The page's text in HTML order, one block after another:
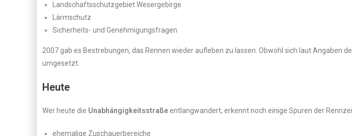
Landschaftsschutzgebiet Wesergebirge
Lärmschutz
Sicherheits- und Genehmigungsfragen
2007 gab es Bestrebungen, das Rennen wieder aufleben zu lassen. Obwohl sich laut
umgesetzt.
Heute
Wer heute die Unabhängigkeitsstraßeentlangwandert, erkennt noch einige Spuren der
ehemalige Zuschauerbereiche